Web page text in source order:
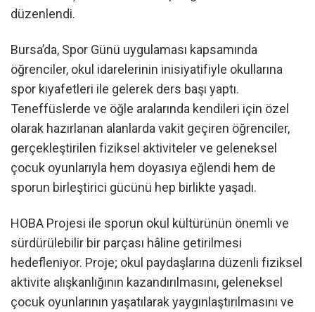
düzenlendi.
Bursa’da, Spor Günü uygulaması kapsamında
öğrenciler, okul idarelerinin inisiyatifiyle okullarına
spor kıyafetleri ile gelerek ders başı yaptı.
Teneffüslerde ve öğle aralarında kendileri için özel
olarak hazırlanan alanlarda vakit geçiren öğrenciler,
gerçekleştirilen fiziksel aktiviteler ve geleneksel
çocuk oyunlarıyla hem doyasıya eğlendi hem de
sporun birleştirici gücünü hep birlikte yaşadı.
HOBA Projesi ile sporun okul kültürünün önemli ve
sürdürülebilir bir parçası hâline getirilmesi
hedefleniyor. Proje; okul paydaşlarına düzenli fiziksel
aktivite alışkanlığının kazandırılmasını, geleneksel
çocuk oyunlarının yaşatılarak yaygınlaştırılmasını ve